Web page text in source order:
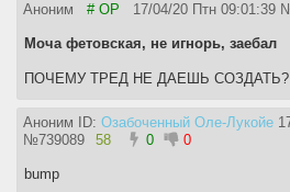
Аноним # OP 17/04/20 Птн 09:01:39
Моча фетовская, не игнорь, заебал
ПОЧЕМУ ТРЕД НЕ ДАЕШЬ СОЗДАТЬ?
Аноним ID: Озабоченный Оле-Лукойе
№739089 58 0 0
bump